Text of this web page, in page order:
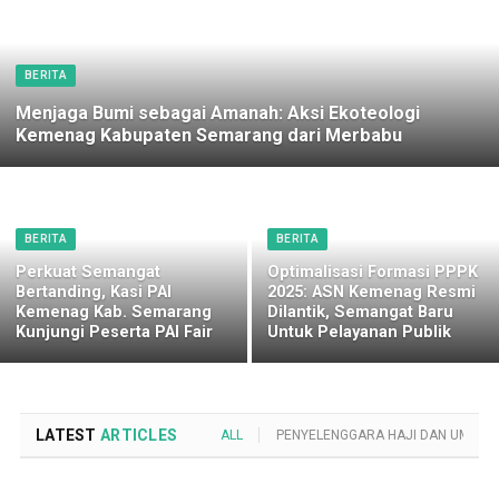
BERITA
Menjaga Bumi sebagai Amanah: Aksi Ekoteologi
Kemenag Kabupaten Semarang dari Merbabu
BERITA
Perkuat Semangat
Bertanding, Kasi PAI
Kemenag Kab. Semarang
Kunjungi Peserta PAI Fair
BERITA
Optimalisasi Formasi PPPK
2025: ASN Kemenag Resmi
Dilantik, Semangat Baru
Untuk Pelayanan Publik
LATEST ARTICLES ALL PENYELENGGARA HAJI DAN UMROH